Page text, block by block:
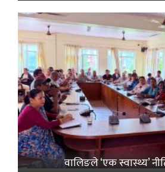
वालिङले ‘एक स्वास्थ्य’